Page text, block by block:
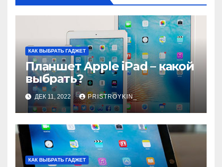
КАК ВЫБРАТЬ ГАДЖЕТ
Планшет Apple iPad – какой
выбрать?
ДЕК 11, 2022 PRISTROYKIN_
КАК ВЫБРАТЬ ГАДЖЕТ